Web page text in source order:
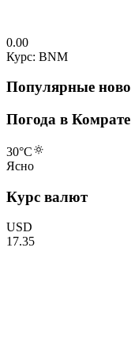
0.00
Курс: BNM
Популярные
Погода в Комрате
30°C
Ясно
Курс валют
USD
17.35